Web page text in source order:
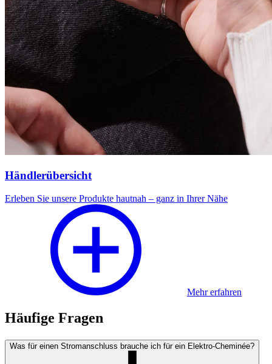
Händlerübersicht
Erleben Sie unsere Produkte hautnah – ganz in Ihrer Nähe
Mehr erfahren
Häufige Fragen
Was für einen Stromanschluss brauche ich für ein Elektro-Cheminée?